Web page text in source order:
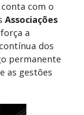
conta com o
Associações
a
dos
permanente
as gestões